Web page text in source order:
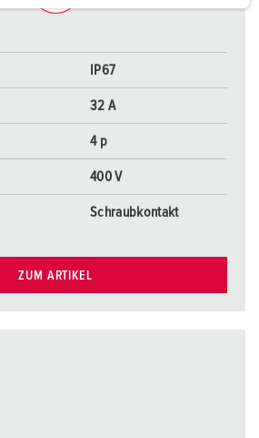
IP67
32 A
4 p
400 V
Schraubkontakt
ZUM ARTIKEL